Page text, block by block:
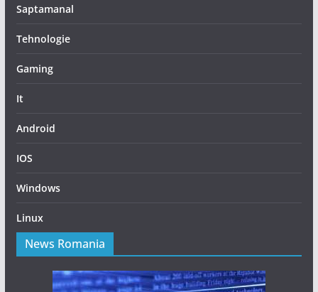
Saptamanal
Tehnologie
Gaming
It
Android
IOS
Windows
Linux
News Romania